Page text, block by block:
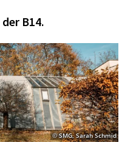
B14.
© SMG, Sarah Schmid